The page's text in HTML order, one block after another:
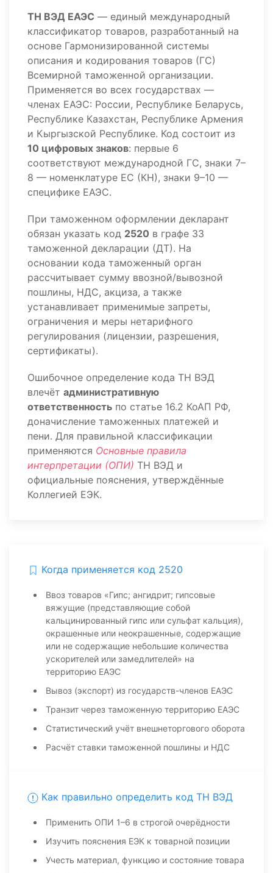
ТН ВЭД ЕАЭС — единый международный
классификатор товаров, разработанный на
основе Гармонизированной системы
описания и кодирования товаров (ГС)
Всемирной таможенной организации.
Применяется во всех государствах —
членах ЕАЭС: России, Республике Беларусь,
Республике Казахстан, Республике Армения
и Кыргызской Республике. Код состоит из
10 цифровых знаков: первые 6
соответствуют международной ГС, знаки 7–
8 — номенклатуре ЕС (КН), знаки 9–10 —
специфике ЕАЭС.
При таможенном оформлении декларант
обязан указать код 2520 в графе 33
таможенной декларации (ДТ). На
основании кода таможенный орган
рассчитывает сумму ввозной/вывозной
пошлины, НДС, акциза, а также
устанавливает применимые запреты,
ограничения и меры нетарифного
регулирования (лицензии, разрешения,
сертификаты).
Ошибочное определение кода ТН ВЭД
влечёт административную
ответственность по статье 16.2 КоАП РФ,
доначисление таможенных платежей и
пени. Для правильной классификации
применяются Основные правила
интерпретации (ОПИ) ТН ВЭД и
официальные пояснения, утверждённые
Коллегией ЕЭК.
Когда применяется код 2520
Ввоз товаров «Гипс; ангидрит; гипсовые
вяжущие (представляющие собой
кальцинированный гипс или сульфат кальция),
окрашенные или неокрашенные, содержащие
или не содержащие небольшие количества
ускорителей или замедлителей» на
территорию ЕАЭС
Вывоз (экспорт) из государств-членов ЕАЭС
Транзит через таможенную территорию ЕАЭС
Статистический учёт внешнеторгового оборота
Расчёт ставки таможенной пошлины и НДС
Как правильно определить код ТН ВЭД
Применить ОПИ 1–6 в строгой очерёдности
Изучить пояснения ЕЭК к товарной позиции
Учесть материал, функцию и состояние товара